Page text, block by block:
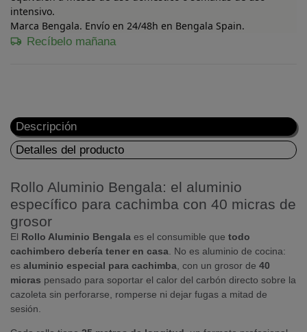
intensivo.
Marca Bengala. Envío en 24/48h en Bengala Spain.
Recíbelo mañana
Descripción
Detalles del producto
Rollo Aluminio Bengala: el aluminio
específico para cachimba con 40 micras de
grosor
El Rollo Aluminio Bengala es el consumible que todo
cachimbero debería tener en casa . No es aluminio de cocina:
es aluminio especial para cachimba , con un grosor de 40
micras pensado para soportar el calor del carbón directo sobre la
cazoleta sin perforarse, romperse ni dejar fugas a mitad de
sesión.